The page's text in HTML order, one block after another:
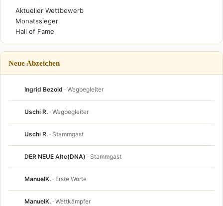
Aktueller Wettbewerb
Monatssieger
Hall of Fame
Neue Abzeichen
Ingrid Bezold · Wegbegleiter
Uschi R. · Wegbegleiter
Uschi R. · Stammgast
DER NEUE Alte(DNA) · Stammgast
ManuelK. · Erste Worte
ManuelK. · Wettkämpfer